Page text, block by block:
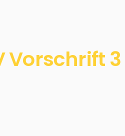
Vorschrift